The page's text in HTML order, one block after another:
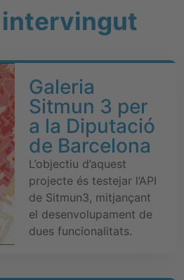
intervingut
Galeria
Sitmun 3 per
a la Diputació
de Barcelona
L’objectiu d’aquest
projecte és testejar l’API
de Sitmun3, mitjançant
el desenvolupament de
dues funcionalitats.